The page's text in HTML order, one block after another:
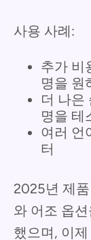
사용 사례:
추가 비
명을 원
더 나은
명을 테
여러 언
터
2025년 제
와 어조 옵
했으며, 이